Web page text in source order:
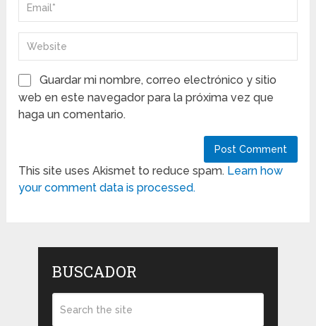
Guardar mi nombre, correo electrónico y sitio
web en este navegador para la próxima vez que
haga un comentario.
This site uses Akismet to reduce spam. Learn how
your comment data is processed.
BUSCADOR